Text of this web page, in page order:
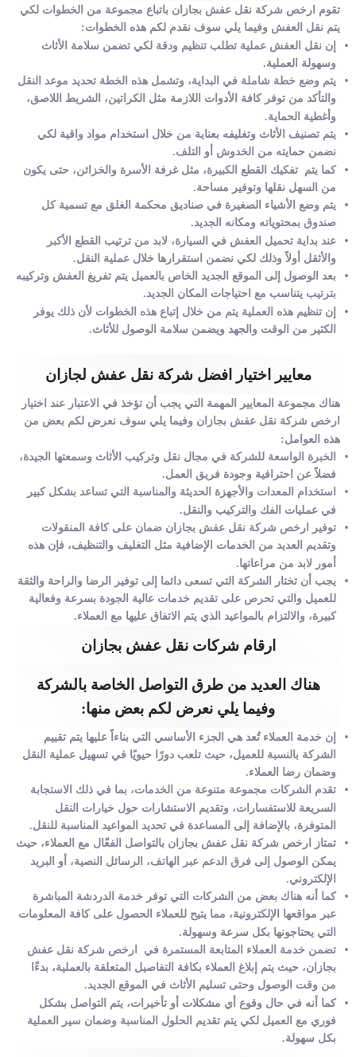
تقوم ارخص شركة نقل عفش بجازان باتباع مجموعة من الخطوات لكي
يتم نقل العفش وفيما يلي سوف نقدم لكم هذه الخطوات:
إن نقل العفش عملية تطلب تنظيم ودقة لكي تضمن سلامة الأثاث
وسهولة العملية.
يتم وضع خطة شاملة في البداية، وتشمل هذه الخطة تحديد موعد النقل
والتأكد من توفر كافة الأدوات اللازمة مثل الكراتين، الشريط اللاصق،
وأغطية الحماية.
يتم تصنيف الأثاث وتغليفه بعناية من خلال استخدام مواد واقية لكي
نضمن حمايته من الخدوش أو التلف.
كما يتم تفكيك القطع الكبيرة، مثل غرفة الأسرة والخزائن، حتى يكون
من السهل نقلها وتوفير مساحة.
يتم وضع الأشياء الصغيرة في صناديق محكمة الغلق مع تسمية كل
صندوق بمحتوياته ومكانه الجديد.
عند بداية تحميل العفش في السيارة، لابد من ترتيب القطع الأكبر
والأثقل أولاً وذلك لكي نضمن استقرارها خلال عملية النقل.
بعد الوصول إلى الموقع الجديد الخاص بالعميل يتم تفريغ العفش وتركيبه
بترتيب يتناسب مع احتياجات المكان الجديد.
إن تنظيم هذه العملية يتم من خلال إتباع هذه الخطوات لأن ذلك يوفر
الكثير من الوقت والجهد ويضمن سلامة الوصول للأثاث.
معايير اختيار افضل شركة نقل عفش لجازان
هناك مجموعة المعايير المهمة التي يجب أن تؤخذ في الاعتبار عند اختيار
ارخص شركة نقل عفش بجازان وفيما يلي سوف نعرض لكم بعض من
هذه العوامل:
الخبرة الواسعة للشركة في مجال نقل وتركيب الأثاث وسمعتها الجيدة،
فضلاً عن احترافية وجودة فريق العمل.
استخدام المعدات والأجهزة الحديثة والمناسبة التي تساعد بشكل كبير
في عمليات الفك والتركيب والنقل.
توفير ارخص شركة نقل عفش بجازان ضمان على كافة المنقولات
وتقديم العديد من الخدمات الإضافية مثل التغليف والتنظيف، فإن هذه
أمور لابد من مراعاتها.
يجب أن تختار الشركة التي تسعى دائما إلى توفير الرضا والراحة والثقة
للعميل والتي تحرص على تقديم خدمات عالية الجودة بسرعة وفعالية
كبيرة، والالتزام بالمواعيد الذي يتم الاتفاق عليها مع العملاء.
ارقام شركات نقل عفش بجازان
هناك العديد من طرق التواصل الخاصة بالشركة
وفيما يلي نعرض لكم بعض منها:
إن خدمة العملاء تُعد هي الجزء الأساسي التي بناءاً عليها يتم تقييم
الشركة بالنسبة للعميل، حيث تلعب دورًا حيويًا في تسهيل عملية النقل
وضمان رضا العملاء.
تقدم الشركات مجموعة متنوعة من الخدمات، بما في ذلك الاستجابة
السريعة للاستفسارات، وتقديم الاستشارات حول خيارات النقل
المتوفرة، بالإضافة إلى المساعدة في تحديد المواعيد المناسبة للنقل.
تمتاز ارخص شركة نقل عفش بجازان بالتواصل الفعّال مع العملاء، حيث
يمكن الوصول إلى فرق الدعم عبر الهاتف، الرسائل النصية، أو البريد
الإلكتروني.
كما أنه هناك بعض من الشركات التي توفر خدمة الدردشة المباشرة
عبر مواقعها الإلكترونية، مما يتيح للعملاء الحصول على كافة المعلومات
التي يحتاجونها بكل سرعة وسهولة.
تضمن خدمة العملاء المتابعة المستمرة في ارخص شركة نقل عفش
بجازان، حيث يتم إبلاغ العملاء بكافة التفاصيل المتعلقة بالعملية، بدءًا
من وقت الوصول وحتى تسليم الأثاث في الموقع الجديد.
كما أنه في حال وقوع أي مشكلات أو تأخيرات، يتم التواصل بشكل
فوري مع العميل لكي يتم تقديم الحلول المناسبة وضمان سير العملية
بكل سهولة.